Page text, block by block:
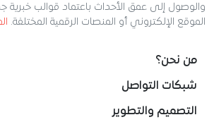
والوصول إلى عمق الأحداث باعتماد قوالب خبرية
الموقع الإلكتروني أو المنصات الرقمية المختلفة.
من نحن؟
شبكات التواصل
التصميم والتطوير